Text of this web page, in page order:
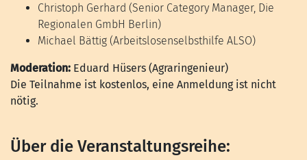
Christoph Gerhard (Senior Category Manager, Die
Regionalen GmbH Berlin)
Michael Bättig (Arbeitslosenselbsthilfe ALSO)
Moderation: Eduard Hüsers (Agraringenieur)
Die Teilnahme ist kostenlos, eine Anmeldung ist nicht
nötig.
Über die Veranstaltungsreihe: